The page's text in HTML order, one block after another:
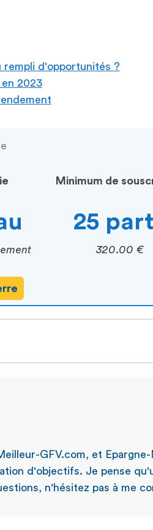
rempli d'opportunités ?
2023
Minimum de
25
320.00 €
GFV.com, et
d'objectifs. Je pense
n'hésitez pas à me